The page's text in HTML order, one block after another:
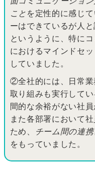
こと を定性的に感じ
ーはできているが人と
というように、特に
におけるマインドセ
していました。
②全社的には、日常業
取り組みも実行して
間的な余裕がない社員
また各部署において
ため、
チーム間の連
をもっていました。